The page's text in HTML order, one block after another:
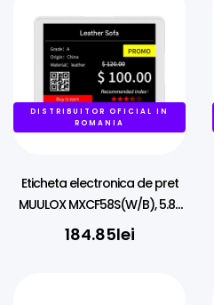
DISTRIBUITOR OFICIAL IN
ROMANIA
Eticheta electronica de pret
MUULOX MXCF58S(W/B), 5.8″,
NFC, LED, 4 culori
184.85lei